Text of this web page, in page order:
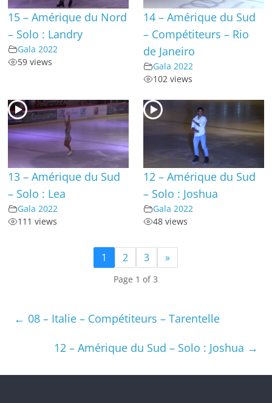
15 – Amérique du Nord
– Solo : Landry
Gala 2022
59 views
14 – Amérique du Sud
– Compétiteurs – Rio
de Janeiro
Gala 2022
102 views
13 – Amérique du Sud
– Solo : Lea
Gala 2022
111 views
12 – Amérique du Sud
– Solo : Joshua
Gala 2022
48 views
1 2 3 »
Page 1 of 3
← 08 – Italie – Compétiteurs – Tarentelle
12 – Amérique du Sud – Solo : Joshua →